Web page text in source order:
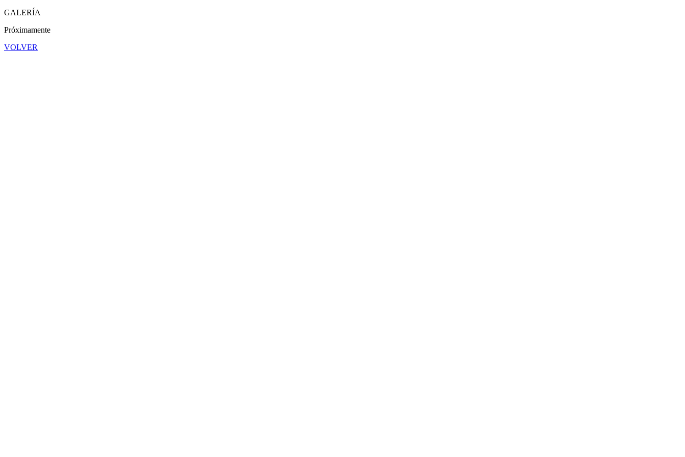
GALERÍA
Próximamente
VOLVER